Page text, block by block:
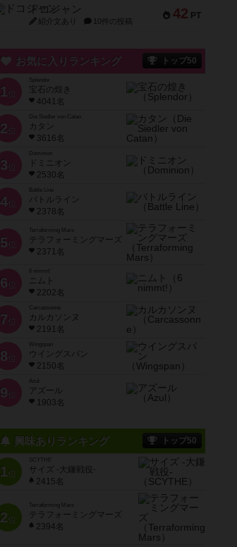
42 PT
ドコジャン
紹介文あり 10件の投稿
お気に入りランキング トップ50
1 位
宝石の煌き
4041名
2 位
Die Siedler von Catan
カタン
3616名
3 位
ドミニオン
2530名
4位
Battle Line
バトルライン
2378名
5 位
Terraforming Mars
テラフォーミングマーズ
2371名
6 位
ニムト
2202名
7 位
Carcassonne
カルカソンヌ
2191名
8 位
Wingspan
ウイングスパン
2150名
9 位
Azul
アズール
1903名
興味ありランキング トップ50
1位
SCYTHE
サイズ -大鎌戦役-
2415名
2位
Terraforming Mars
テラフォーミングマーズ
2394名